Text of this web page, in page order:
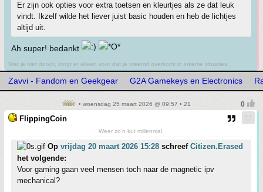
Er zijn ook opties voor extra toetsen en kleurtjes als ze dat leuk
vindt. Ikzelf wilde het liever juist basic houden en heb de lichtjes
altijd uit.
Ah super! bedankt
Wat je niet doodt, zorgt er alleen voor dat je vreemd overkomt in intieme situaties.
Zavvi - Fandom en Geekgear G2A Gamekeys en Electronics
• woensdag 25 maart 2026 @ 09:57 • 21
FlippingCoin
Weer zo'n kut millennial.
Op vrijdag 20 maart 2026 15:28 schreef Citizen.Erased
het volgende:
Voor gaming gaan veel mensen toch naar de magnetic ipv
mechanical?